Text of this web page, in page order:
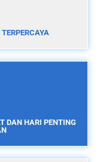
DAN HARI PENTING